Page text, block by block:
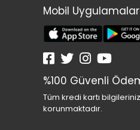
BEAR&DEAR
BECKS
BELMİL
BENETTON
BESTWAY
BEYAZ BALİNA
Mobil
%100 Güvenli
Tüm kredi kartı
korunmaktadır.